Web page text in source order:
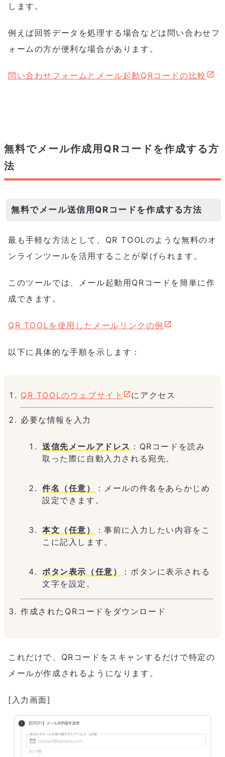
します。
例えば回答データを処理する場合などは問い合わせフ
ォームの方が便利な場合があります。
問い合わせフォームとメール起動QRコードの比較
無料でメール作成用QRコードを作成する方
法
無料でメール送信用QRコードを作成する方法
最も手軽な方法として、QR TOOLのような無料のオ
ンラインツールを活用することが挙げられます。
このツールでは、メール起動用QRコードを簡単に作
成できます。
QR TOOLを使用したメールリンクの例
以下に具体的な手順を示します：
QR TOOLのウェブサイト にアクセス
必要な情報を入力
送信先メールアドレス ：QRコードを読み
取った際に自動入力される宛先。
件名（任意）
：メールの件名をあらかじめ
設定できます。
本文（任意）
：事前に入力したい内容をこ
こに記入します。
ボタン表示（任意）
：ボタンに表示される
文字を設定。
作成されたQRコードをダウンロード
これだけで、QRコードをスキャンするだけで特定の
メールが作成されるようになります。
[入力画面]